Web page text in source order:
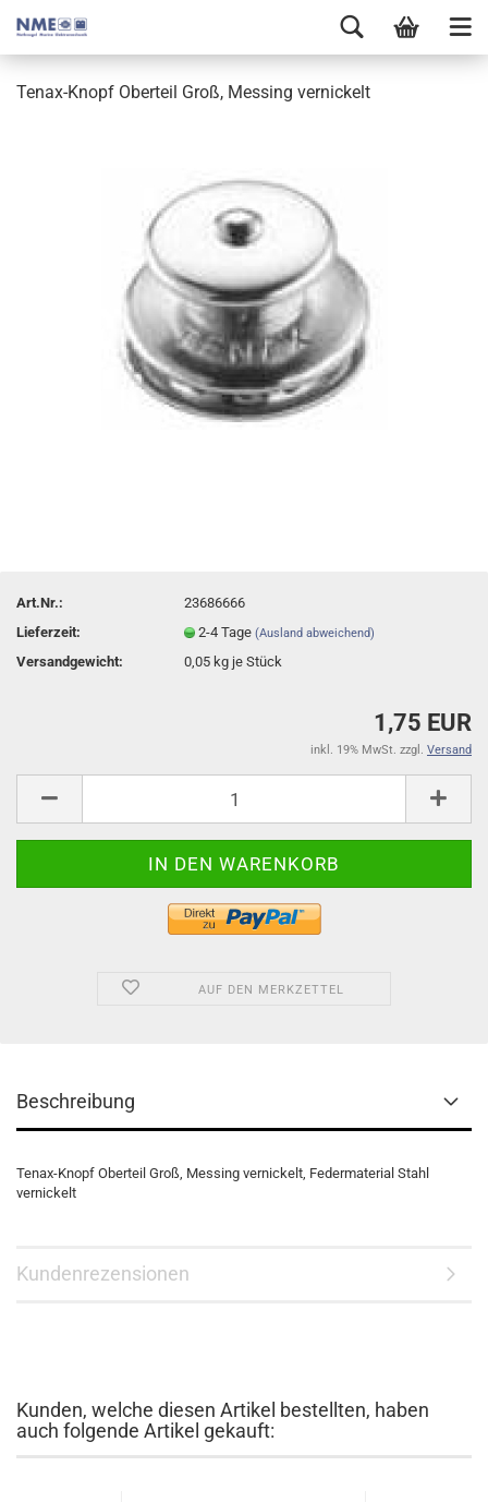
Tenax-Knopf Oberteil Groß, Messing vernickelt
Art.Nr.:
23686666
Lieferzeit:
2-4 Tage(Ausland abweichend)
Versandgewicht: 0,05 kg je Stück
1,75 EUR
inkl. 19% MwSt. zzgl. Versand
AUF DEN MERKZETTEL
Beschreibung
Tenax-Knopf Oberteil Groß, Messing vernickelt, Federmaterial Stahl
vernickelt
Kundenrezensionen
Kunden, welche diesen Artikel bestellten, haben
auch folgende Artikel gekauft: